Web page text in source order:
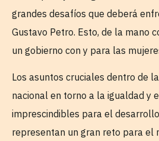
grandes desafíos que deberá
Gustavo Petro. Esto, de la mano
un gobierno con y para las
Los asuntos cruciales dentro de
nacional en torno a la igualdad y
imprescindibles para el
representan un gran reto para el